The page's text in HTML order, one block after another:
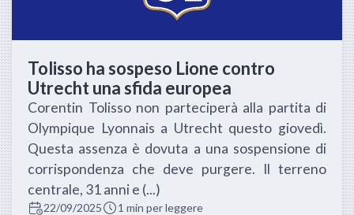
Tolisso ha sospeso Lione contro
Utrecht una sfida europea
Corentin Tolisso non parteciperà alla partita di
Olympique Lyonnais a Utrecht questo giovedì.
Questa assenza è dovuta a una sospensione di
corrispondenza che deve purgere. Il terreno
centrale, 31 anni e (...)
22/09/2025
1 min per leggere